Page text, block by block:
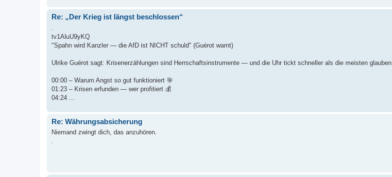
Re: „Der Krieg ist längst beschlossen“
tv1AluU9yKQ
"Spahn wird Kanzler — die AfD ist NICHT schuld" (Guérot warnt)
Ulrike Guérot sagt: Krisenerzählungen sind Herrschaftsinstrumente — und die Uhr tickt schneller als die meisten glauben.
00:00 – Warum Angst so gut funktioniert 🎯
01:23 – Krisen erfunden — wer profitiert 💰
04:24 ...
Re: Währungsabsicherung
Niemand zwingt dich, das anzuhören.
.